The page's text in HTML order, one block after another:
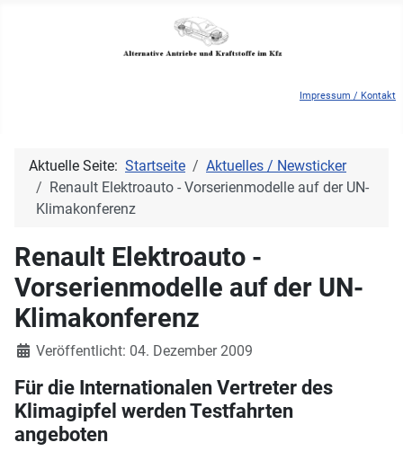
Impressum / Kontakt
Aktuelle Seite: Startseite
Aktuelles / Newsticker
Renault Elektroauto - Vorserienmodelle auf der UN-
Klimakonferenz
Renault Elektroauto -
Vorserienmodelle auf der UN-
Klimakonferenz
DetailsVeröffentlicht: 04. Dezember 2009
Für die Internationalen Vertreter des
Klimagipfel werden Testfahrten
angeboten